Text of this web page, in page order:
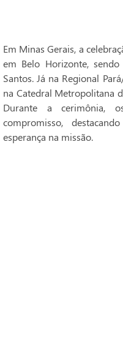
Em Minas Gerais, a
em Belo Horizonte,
Santos. Já na Regional
na Catedral Metropolitana
Durante a cerimônia,
compromisso,
esperança na missão.